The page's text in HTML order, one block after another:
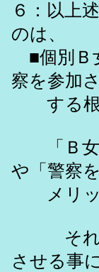
６：以上
のは、
■個別Ｂ
察を参加
する根
「Ｂ女
や「警察
メリッ
それを
させる事